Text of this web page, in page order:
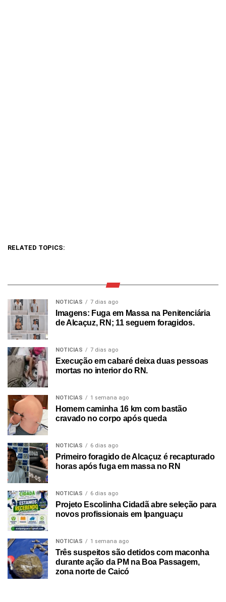
RELATED TOPICS:
NOTICIAS 7 dias ago
Imagens: Fuga em Massa na Penitenciária
de Alcaçuz, RN; 11 seguem foragidos.
NOTICIAS 7 dias ago
Execução em cabaré deixa duas pessoas
mortas no interior do RN.
NOTICIAS 1 semana ago
Homem caminha 16 km com bastão
cravado no corpo após queda
NOTICIAS 6 dias ago
Primeiro foragido de Alcaçuz é recapturado
horas após fuga em massa no RN
NOTICIAS 6 dias ago
Projeto Escolinha Cidadã abre seleção para
novos profissionais em Ipanguaçu
NOTICIAS 1 semana ago
Três suspeitos são detidos com maconha
durante ação da PM na Boa Passagem,
zona norte de Caicó